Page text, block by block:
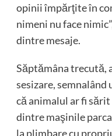
opinii împărţite în
nimeni nu face
dintre mesaje.
Săptămâna trecută,
sesizare, semnalând
că animalul ar fi
dintre maşinile
la plimbare cu